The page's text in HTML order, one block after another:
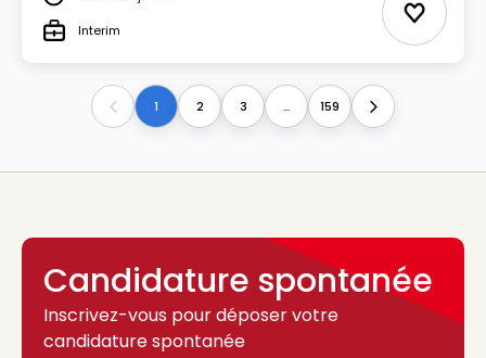
Durée
TypeInterim Ajouter
Previous1 2 3 ... 159 Next
Candidature spontanée
Inscrivez-vous pour déposer votre
candidature spontanée